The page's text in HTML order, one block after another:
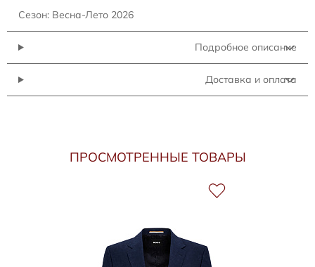
Сезон: Весна-Лето 2026
Подробное описание
Доставка и оплата
ПРОСМОТРЕННЫЕ ТОВАРЫ